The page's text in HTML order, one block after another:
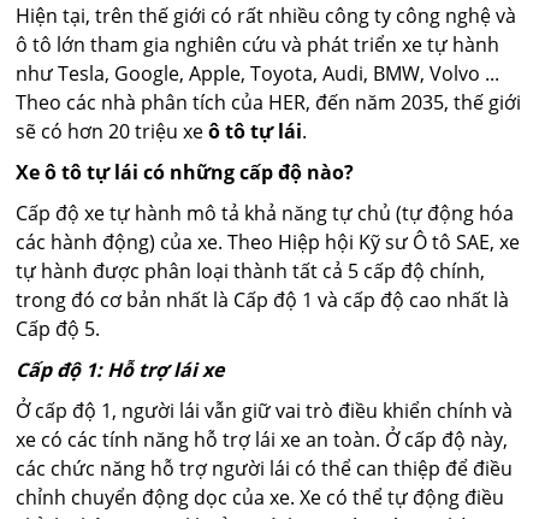
Hiện tại, trên thế giới có rất nhiều công ty công nghệ và
ô tô lớn tham gia nghiên cứu và phát triển xe tự hành
như Tesla, Google, Apple, Toyota, Audi, BMW, Volvo ...
Theo các nhà phân tích của HER, đến năm 2035, thế giới
sẽ có hơn 20 triệu xeô tô tự lái.
Xe ô tô tự lái có những cấp độ nào?
Cấp độ xe tự hành mô tả khả năng tự chủ (tự động hóa
các hành động) của xe. Theo Hiệp hội Kỹ sư Ô tô SAE, xe
tự hành được phân loại thành tất cả 5 cấp độ chính,
trong đó cơ bản nhất là Cấp độ 1 và cấp độ cao nhất là
Cấp độ 5.
Cấp độ 1: Hỗ trợ lái xe
Ở cấp độ 1, người lái vẫn giữ vai trò điều khiển chính và
xe có các tính năng hỗ trợ lái xe an toàn. Ở cấp độ này,
các chức năng hỗ trợ người lái có thể can thiệp để điều
chỉnh chuyển động dọc của xe. Xe có thể tự động điều